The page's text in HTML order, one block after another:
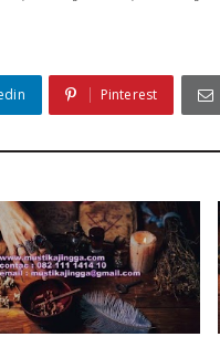
Pinterest